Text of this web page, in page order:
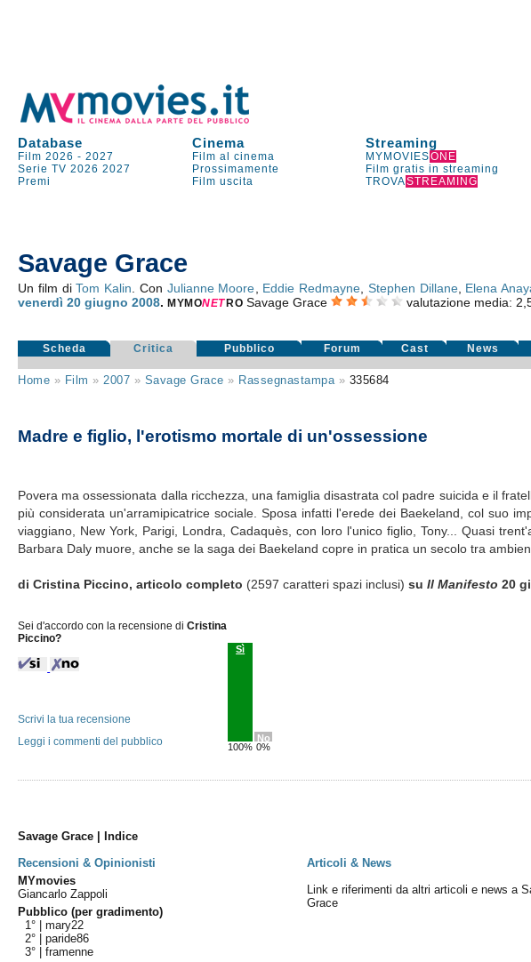
Database Cinema Streaming
Film 2026 -2027 Film al cinema MYMOVIESONE
Serie TV 2026 2027 Prossimamente Film gratis in streaming
Premi
Film uscita TROVASTREAMING
Savage Grace
Un film diTom Kalin . Con Julianne Moore Eddie Redmayne Stephen Dillane, Elena
venerdì 20 giugno 2008.MYMONET RO Savage Grace valutazione media:
Scheda Critica Pubblico Forum Cast News
Home » Film » 2007 » Savage Grace » Rassegnastampa» 335684
Madre e figlio, l'erotismo mortale di un'ossessione
Povera ma ossessionata dalla ricchezza, una famiglia disastrata col padre suicida e il
più considerata un'arramipicatrice sociale. Sposa infatti l'erede dei Baekeland, col suo
viaggiano, New York, Parigi, Londra, Cadaquès, con loro l'unico figlio, Tony... Quasi
Barbara Daly muore, anche se la saga dei Baekeland copre in pratica un secolo tra
di Cristina Piccino, articolo completo (2597 caratteri spazi inclusi)suIl Manifesto 20
Sei d'accordo con la recensione diCristina
Piccino?
Sì
100%
No
0%
Scrivi la tua recensione
Leggi i commenti del pubblico
Savage Grace | Indice
Recensioni & Opinionisti
Articoli & News
MYmovies
Giancarlo Zappoli
Pubblico (per gradimento)
1° |mary22
2° |paride86
3° |framenne
Link e riferimenti da altri articoli e news a
Grace